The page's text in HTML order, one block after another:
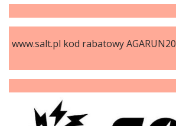
www.salt.pl kod rabatowy AGARUN20